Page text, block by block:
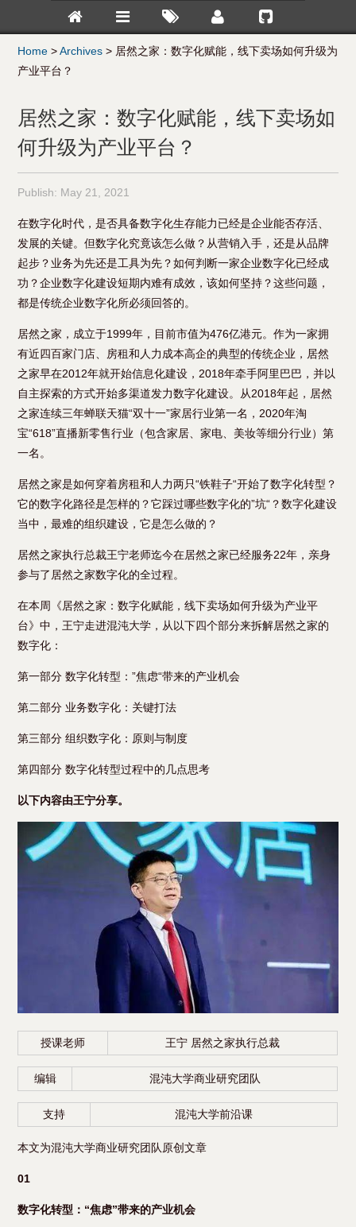
Home >Archives > 居然之家：数字化赋能，线下卖场如何升级为
产业平台？
居然之家：数字化赋能，线下卖场如
何升级为产业平台？
Publish: May 21, 2021
在数字化时代，是否具备数字化生存能力已经是企业能否存活、
发展的关键。但数字化究竟该怎么做？从营销入手，还是从品牌
起步？业务为先还是工具为先？如何判断一家企业数字化已经成
功？企业数字化建设短期内难有成效，该如何坚持？这些问题，
都是传统企业数字化所必须回答的。
居然之家，成立于1999年，目前市值为476亿港元。作为一家拥
有近四百家门店、房租和人力成本高企的典型的传统企业，居然
之家早在2012年就开始信息化建设，2018年牵手阿里巴巴，并以
自主探索的方式开始多渠道发力数字化建设。从2018年起，居然
之家连续三年蝉联天猫“双十一”家居行业第一名，2020年淘
宝“618”直播新零售行业（包含家居、家电、美妆等细分行业）第
一名。
居然之家是如何穿着房租和人力两只“铁鞋子“开始了数字化转型？
它的数字化路径是怎样的？它踩过哪些数字化的”坑“？数字化建设
当中，最难的组织建设，它是怎么做的？
居然之家执行总裁王宁老师迄今在居然之家已经服务22年，亲身
参与了居然之家数字化的全过程。
在本周《居然之家：数字化赋能，线下卖场如何升级为产业平
台》中，王宁走进混沌大学，从以下四个部分来拆解居然之家的
数字化：
第一部分 数字化转型：”焦虑“带来的产业机会
第二部分 业务数字化：关键打法
第三部分 组织数字化：原则与制度
第四部分 数字化转型过程中的几点思考
以下内容由王宁分享。
授课老师 王宁 居然之家执行总裁
编辑 混沌大学商业研究团队
支持 混沌大学前沿课
本文为混沌大学商业研究团队原创文章
01
数字化转型：“焦虑”带来的产业机会